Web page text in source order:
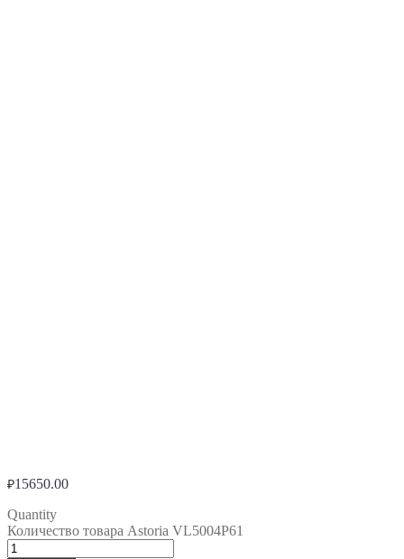
₽15650.00
Quantity
Количество товара Astoria VL5004P61